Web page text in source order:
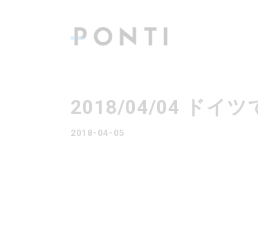
2018/04/04 ドイツ
2018-04-05